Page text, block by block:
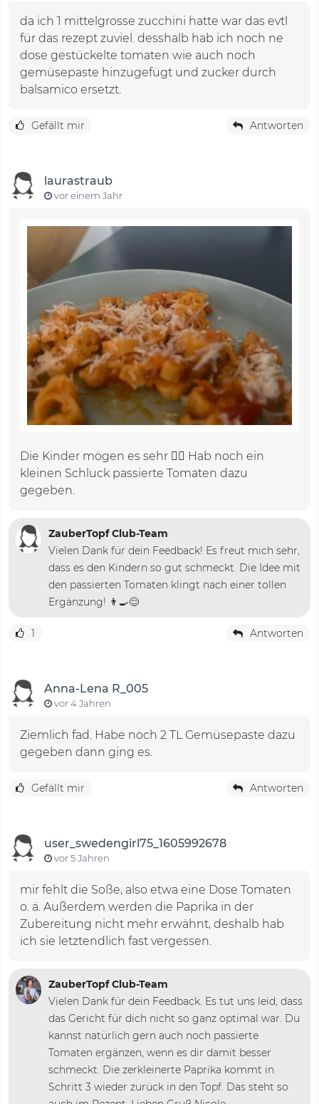
da ich 1 mittelgrosse zucchini hatte war das evtl
für das rezept zuviel. desshalb hab ich noch ne
dose gestückelte tomaten wie auch noch
gemüsepaste hinzugefügt und zucker durch
balsamico ersetzt.
Gefällt mir Antworten
laurastraub
vor einem Jahr
Die Kinder mögen es sehr 👍🏽 Hab noch ein
kleinen Schluck passierte Tomaten dazu
gegeben.
ZauberTopf Club-Team
Vielen Dank für dein Feedback! Es freut mich sehr,
dass es den Kindern so gut schmeckt. Die Idee mit
den passierten Tomaten klingt nach einer tollen
Ergänzung! 👨‍🍳😊
1 Antworten
Anna-Lena R_005
vor 4 Jahren
Ziemlich fad. Habe noch 2 TL Gemüsepaste dazu
gegeben dann ging es.
Gefällt mir Antworten
user_swedengirl75_1605992678
vor 5 Jahren
mir fehlt die Soße, also etwa eine Dose Tomaten
o. ä. Außerdem werden die Paprika in der
Zubereitung nicht mehr erwähnt, deshalb hab
ich sie letztendlich fast vergessen.
ZauberTopf Club-Team
Vielen Dank für dein Feedback. Es tut uns leid, dass
das Gericht für dich nicht so ganz optimal war. Du
kannst natürlich gern auch noch passierte
Tomaten ergänzen, wenn es dir damit besser
schmeckt. Die zerkleinerte Paprika kommt in
Schritt 3 wieder zurück in den Topf. Das steht so